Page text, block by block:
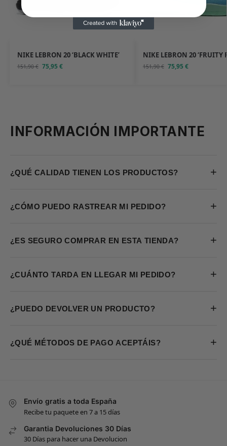
NIKE LEBRON 20 ‘BLACK WHITE’
151,90€ 75,95€
NIKE LEBRON 20 ‘FRUITY
151,90€ 75,95€
INFORMACIÓN IMPORTANTE
¿QUÉ CALIDAD TIENEN LOS PRODUCTOS? +
¿CÓMO PUEDO RASTREAR MI PEDIDO? +
¿ES SEGURO COMPRAR EN ESTA TIENDA? +
¿CUÁNTO TARDA EN LLEGAR MI PEDIDO? +
¿PUEDO DEVOLVER UN PRODUCTO? +
¿QUÉ MÉTODOS DE PAGO ACEPTÁIS? +
Envío gratis a toda España
Recibe tu paquete en 7 a 15 días
Garantia Devoluciones 30 Días
30 Días para hacer una Devolucion